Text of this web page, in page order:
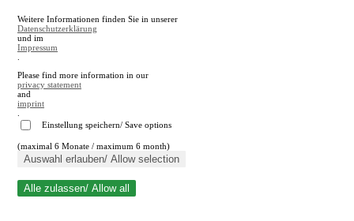
A
A
Suche schließen
Weitere Informationen finden Sie in unserer
Datenschutzerklärung
und im
Impressum
Please find more information in our
privacy statement
and
imprint
Einstellung speichern/ Save options
(maximal 6 Monate / maximum 6 month)
Auswahl erlauben/ Allow selection
Alle zulassen/ Allow all